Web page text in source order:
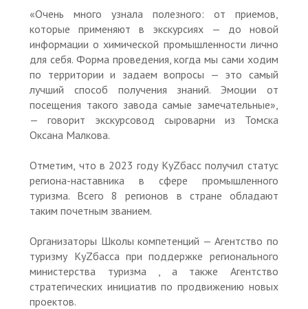
«Очень много узнала полезного: от приемов,
которые применяют в экскурсиях — до новой
информации о химической промышленности лично
для себя. Форма проведения, когда мы сами ходим
по территории и задаем вопросы — это самый
лучший способ получения знаний. Эмоции от
посещения такого завода самые замечательные»,
— говорит экскурсовод сыроварни из Томска
Оксана Малкова.
Отметим, что в 2023 году КуZбасс получил статус
региона-наставника в сфере промышленного
туризма. Всего 8 регионов в стране обладают
таким почетным званием.
Организаторы Школы компетенций — Агентство по
туризму КуZбасса при поддержке регионального
министерства туризма , а также Агентство
стратегических инициатив по продвижению новых
проектов.